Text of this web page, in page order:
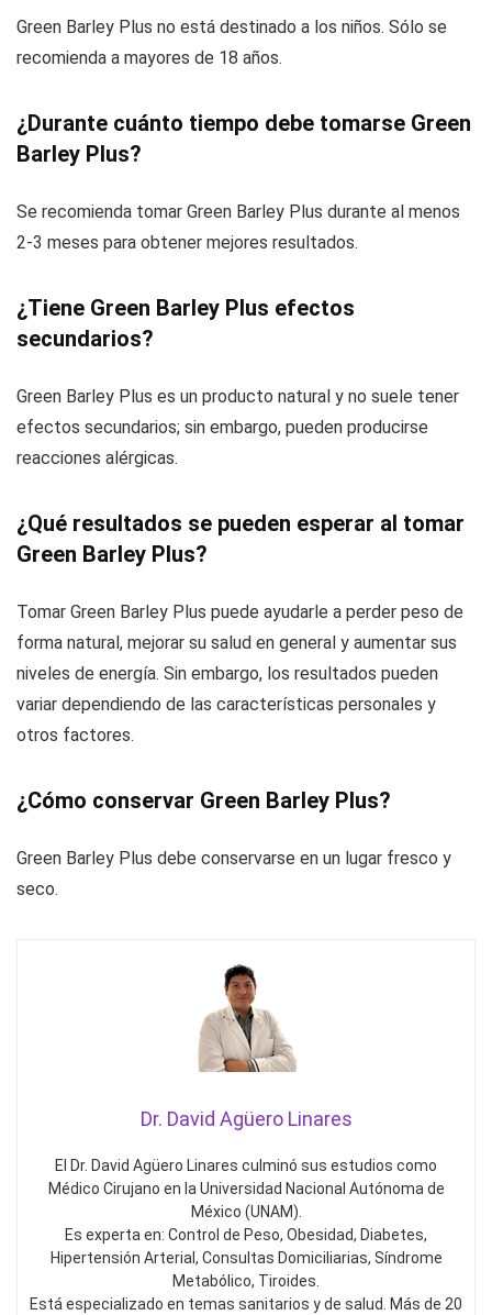
Green Barley Plus no está destinado a los niños. Sólo se
recomienda a mayores de 18 años.
¿Durante cuánto tiempo debe tomarse Green
Barley Plus?
Se recomienda tomar Green Barley Plus durante al menos
2-3 meses para obtener mejores resultados.
¿Tiene Green Barley Plus efectos
secundarios?
Green Barley Plus es un producto natural y no suele tener
efectos secundarios; sin embargo, pueden producirse
reacciones alérgicas.
¿Qué resultados se pueden esperar al tomar
Green Barley Plus?
Tomar Green Barley Plus puede ayudarle a perder peso de
forma natural, mejorar su salud en general y aumentar sus
niveles de energía. Sin embargo, los resultados pueden
variar dependiendo de las características personales y
otros factores.
¿Cómo conservar Green Barley Plus?
Green Barley Plus debe conservarse en un lugar fresco y
seco.
Dr. David Agüero Linares
El Dr. David Agüero Linares culminó sus estudios como
Médico Cirujano en la Universidad Nacional Autónoma de
México (UNAM).
Es experta en: Control de Peso, Obesidad, Diabetes,
Hipertensión Arterial, Consultas Domiciliarias, Síndrome
Metabólico, Tiroides.
Está especializado en temas sanitarios y de salud. Más de 20